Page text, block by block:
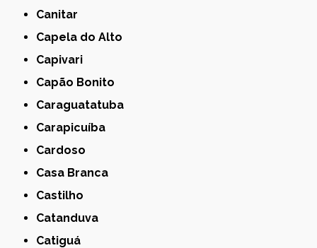
Canitar
Capela do Alto
Capivari
Capão Bonito
Caraguatatuba
Carapicuíba
Cardoso
Casa Branca
Castilho
Catanduva
Catiguá